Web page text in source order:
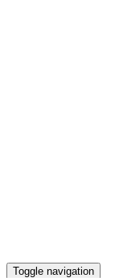
Toggle navigation